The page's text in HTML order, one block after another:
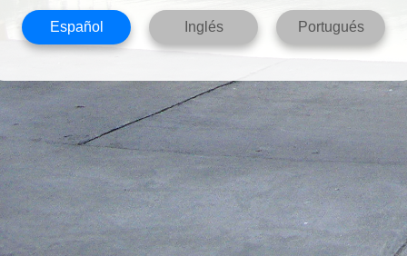
Español Inglés Portugués